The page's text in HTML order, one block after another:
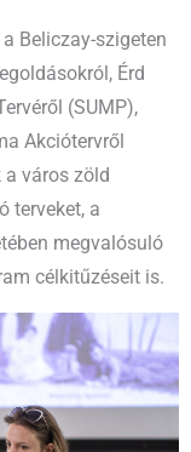
Beliczay-szigeten
Érd
(SUMP),
Akciótervről
a város zöld
terveket, a
megvalósuló
célkitűzéseit is.